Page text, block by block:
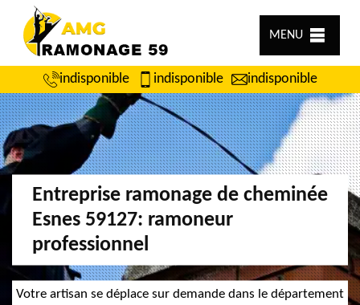
MENU
indisponible indisponible indisponible
Entreprise ramonage de cheminée
Esnes 59127: ramoneur
professionnel
Votre artisan se déplace sur demande dans le département